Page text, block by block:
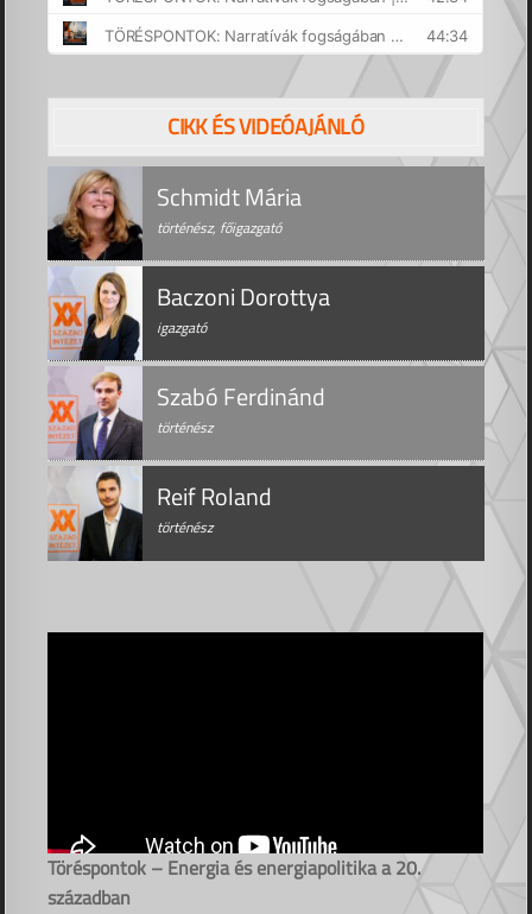
CIKK ÉS VIDEÓAJÁNLÓ
Schmidt Mária
történész, főigazgató
Baczoni Dorottya
igazgató
Szabó Ferdinánd
történész
Reif Roland
történész
Töréspontok – Energia és energiapolitika a 20.
században